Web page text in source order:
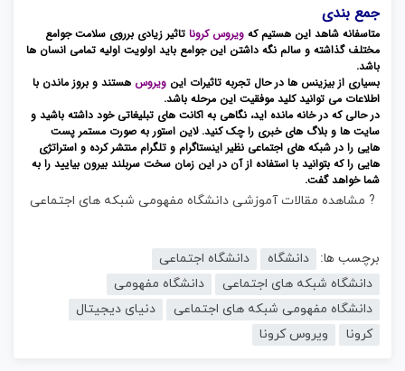
جمع بندی
متاسفانه شاهد این هستیم که ویروس کروناتاثیر زیادی برروی سلامت جوامع
مختلف گذاشته و سالم نگه داشتن این جوامع باید اولویت اولیه تمامی انسان ها
باشد.
بسیاری از بیزینس ها در حال تجربه تاثیرات این ویروس هستند و بروز ماندن با
اطلاعات می توانید کلید موفقیت این مرحله باشد.
در حالی که در خانه مانده اید، نگاهی به اکانت های تبلیغاتی خود داشته باشید و
سایت ها و بلاگ های خبری را چک کنید. لاین استور به صورت مستمر پست
هایی را در شبکه های اجتماعی نظیر اینستاگرام و تلگرام منتشر کرده و استراتژی
هایی را که بتوانید با استفاده از آن در این زمان سخت سربلند بیرون بیایید را به
شما خواهد گفت.
? مشاهده مقالات آموزشی دانشگاه مفهومی شبکه های اجتماعی
برچسب ها: دانشگاه
دانشگاه اجتماعی
دانشگاه شبکه های اجتماعی
دانشگاه مفهومی
دانشگاه مفهومی شبکه های اجتماعی
دنیای دیجیتال
کرونا
ویروس کرونا